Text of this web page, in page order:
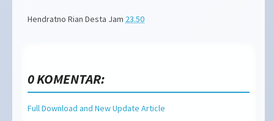
Hendratno Rian Desta Jam 23.50
0 KOMENTAR:
Full Download and New Update Article